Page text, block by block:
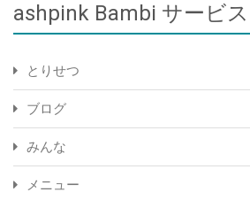
ashpink Bambi サービス
とりせつ
ブログ
みんな
メニュー